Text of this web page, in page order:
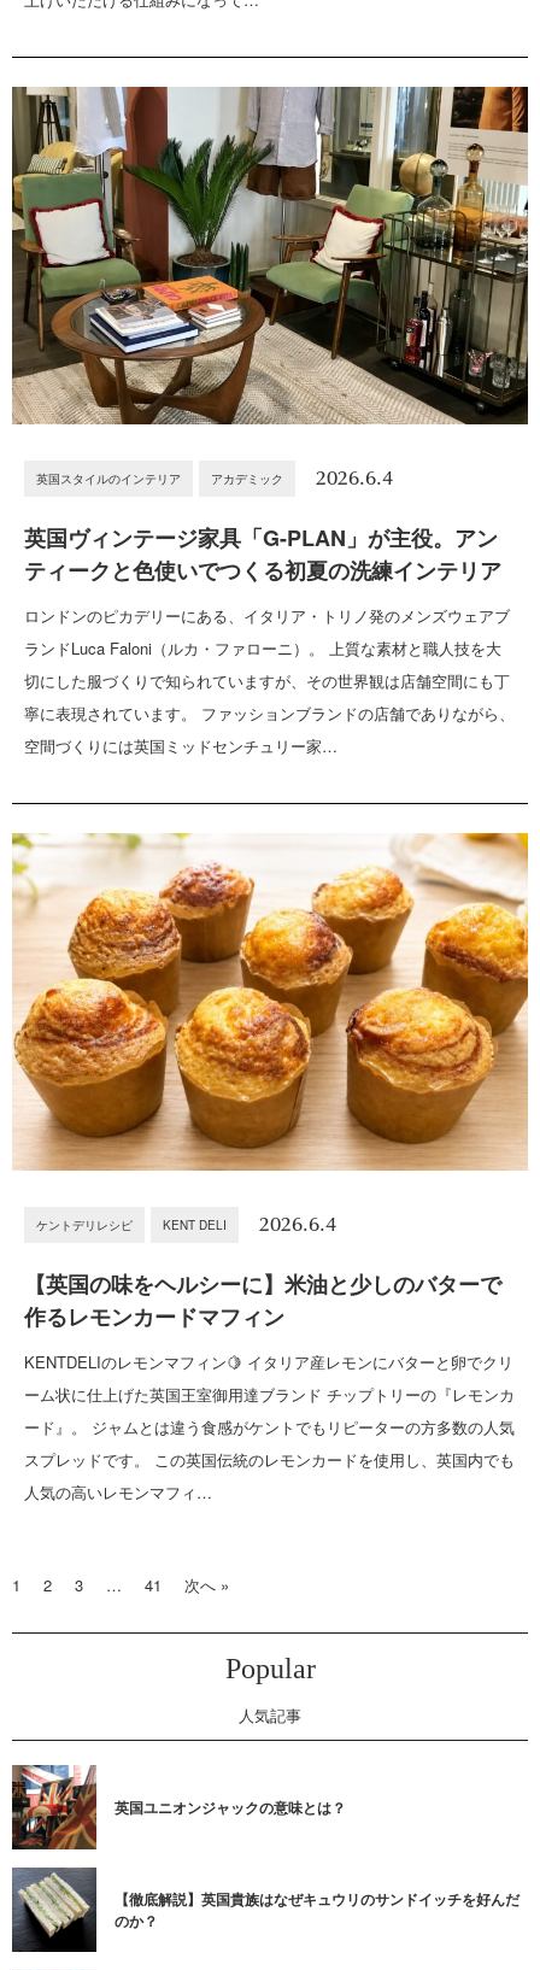
英国スタイルのインテリア アカデミック 2026.6.4
英国ヴィンテージ家具「G-PLAN」が主役。アン
ティークと色使いでつくる初夏の洗練インテリア
ロンドンのピカデリーにある、イタリア・トリノ発のメンズウェアブ
ランドLuca Faloni（ルカ・ファローニ）。 上質な素材と職人技を大
切にした服づくりで知られていますが、その世界観は店舗空間にも丁
寧に表現されています。 ファッションブランドの店舗でありながら、
空間づくりには英国ミッドセンチュリー家…
ケントデリレシピ KENT DELI 2026.6.4
【英国の味をヘルシーに】米油と少しのバターで
作るレモンカードマフィン
KENTDELIのレモンマフィン🍋 イタリア産レモンにバターと卵でクリ
ーム状に仕上げた英国王室御用達ブランド チップトリーの『レモンカ
ード』。 ジャムとは違う食感がケントでもリピーターの方多数の人気
スプレッドです。 この英国伝統のレモンカードを使用し、英国内でも
人気の高いレモンマフィ…
1 2 3 … 41 次へ »
Popular
人気記事
英国ユニオンジャックの意味とは？
【徹底解説】英国貴族はなぜキュウリのサンドイッチを好んだ
のか？